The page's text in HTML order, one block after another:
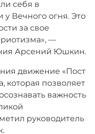
себя в
у Вечного огня. Это
за свое
, —
Арсений Юшкин.
движение «Пост
которая позволяет
важность
руководитель